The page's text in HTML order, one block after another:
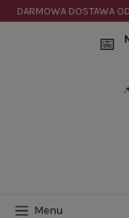
DARMOWA DOSTAWA OD
📅
Menu